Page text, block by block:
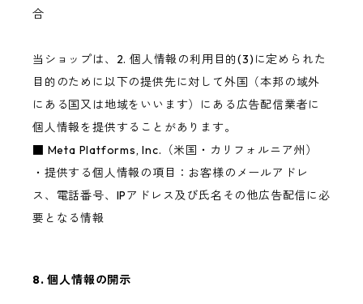
合
当ショップは、2. 個人情報の利用目的(3)に定められた
目的のために以下の提供先に対して外国（本邦の域外
にある国又は地域をいいます）にある広告配信業者に
個人情報を提供することがあります。
■ Meta Platforms, Inc.（米国・カリフォルニア州）
・提供する個人情報の項目：お客様のメールアドレ
ス、電話番号、IPアドレス及び氏名その他広告配信に必
要となる情報
8. 個人情報の開示